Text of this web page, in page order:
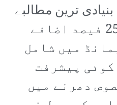
ترین مطالبے
یعنی تنخواہوں میں 25 فیصد اضافے
میں شامل
پیشرفت
دھرنے میں